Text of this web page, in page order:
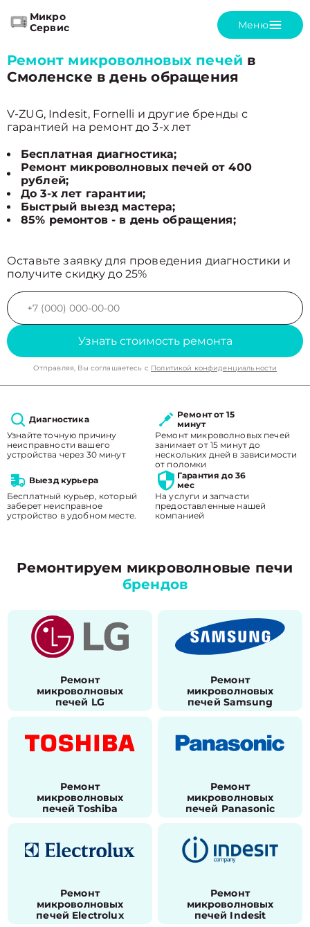
Микро
Сервис
Меню
Ремонт микроволновых печей в
Смоленске в день обращения
V-ZUG, Indesit, Fornelli и другие бренды с
гарантией на ремонт до 3-х лет
Бесплатная диагностика;
Ремонт микроволновых печей от 400
рублей;
До 3-х лет гарантии;
Быстрый выезд мастера;
85% ремонтов - в день обращения;
Оставьте заявку для проведения диагностики и
получите скидку до 25%
Узнать стоимость ремонта
Отправляя, Вы соглашаетесь с Политикой конфиденциальности
Диагностика
Узнайте точную причину
неисправности вашего
устройства через 30 минут
Ремонт от 15
минут
Ремонт микроволновых печей
занимает от 15 минут до
нескольких дней в зависимости
от поломки
Выезд курьера
Бесплатный курьер, который
заберет неисправное
устройство в удобном месте.
Гарантия до 36
мес
На услуги и запчасти
предоставленные нашей
компанией
Ремонтируем микроволновые печи
брендов
Ремонт
микроволновых
печей LG
Ремонт
микроволновых
печей Samsung
Ремонт
микроволновых
печей Toshiba
Ремонт
микроволновых
печей Panasonic
Ремонт
микроволновых
печей Electrolux
Ремонт
микроволновых
печей Indesit